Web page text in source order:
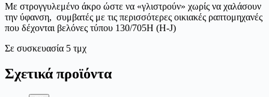
Με στρογγυλεμένο άκρο ώστε να «γλιστρούν» χωρίς να χαλάσουν
την ύφανση, συμβατές με τις περισσότερες οικιακές ραπτομηχανές
που δέχονται βελόνες τύπου 130/705H (H-J)
Σε συσκευασία 5 τμχ
Σχετικά προϊόντα